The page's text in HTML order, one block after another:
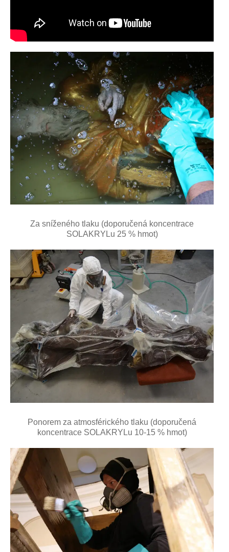
Za sníženého tlaku (doporučená koncentrace
SOLAKRYLu 25 % hmot)
Ponorem za atmosférického tlaku (doporučená
koncentrace SOLAKRYLu 10-15 % hmot)